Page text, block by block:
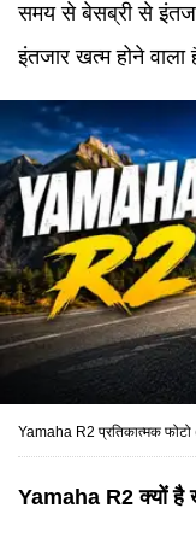
समय से बेसब्री से
इंतजार खत्म होने वाला
Yamaha R2 प्रतिकात्मक
Yamaha R2 क्यों है